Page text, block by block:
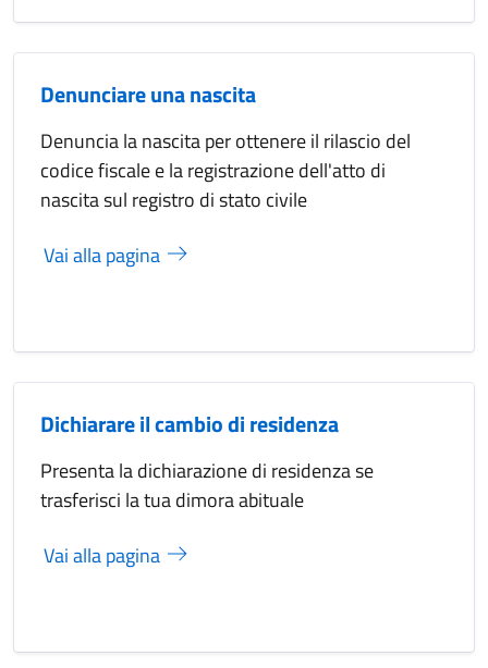
Denunciare una nascita
Denuncia la nascita per ottenere il rilascio del
codice fiscale e la registrazione dell'atto di
nascita sul registro di stato civile
Vai alla pagina
Dichiarare il cambio di residenza
Presenta la dichiarazione di residenza se
trasferisci la tua dimora abituale
Vai alla pagina